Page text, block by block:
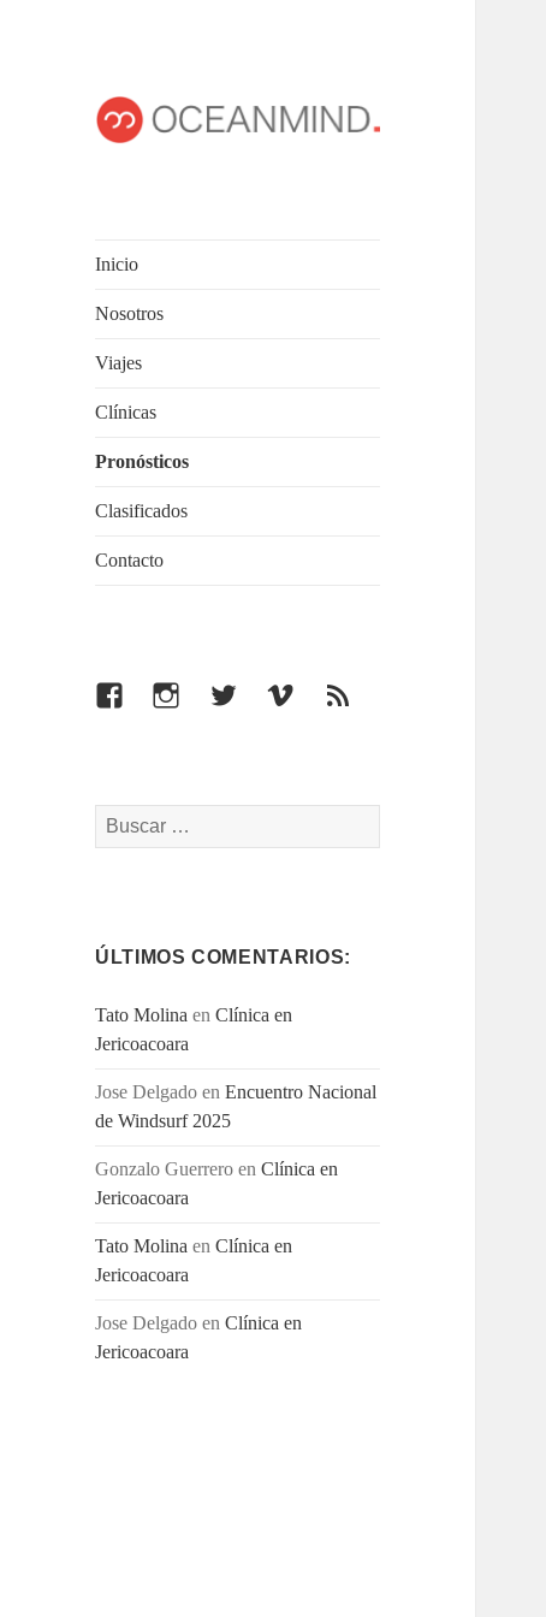
Inicio
Nosotros
Viajes
Clínicas
Pronósticos
Clasificados
Contacto
FacebookInstagramTwitterVimeo Feed
Buscar:
ÚLTIMOS COMENTARIOS:
Tato Molina enClínica en
Jericoacoara
Jose Delgado enEncuentro Nacional
de Windsurf 2025
Gonzalo Guerrero enClínica en
Jericoacoara
Tato Molina enClínica en
Jericoacoara
Jose Delgado enClínica en
Jericoacoara